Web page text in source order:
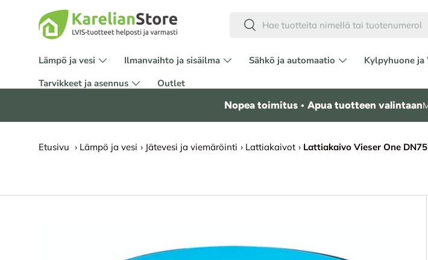
HYPPÄÄ SISÄLTÖÖN Etsi
Lämpö ja vesi Ilmanvaihto ja sisäilma Sähkö ja automaatio Kylpyhuone ja
Tarvikkeet ja asennus
Outlet
Nopea toimitus • Apua tuotteen valintaan
Etusivu › Lämpö ja vesi › Jätevesi ja viemäröinti › Lattiakaivot › Lattiakaivo Vieser One